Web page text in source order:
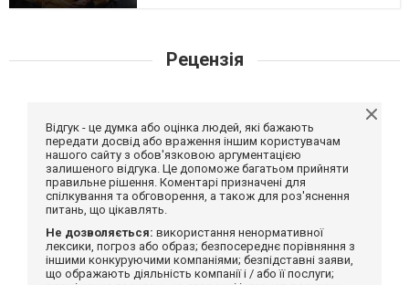
Рецензія
Відгук - це думка або оцінка людей, які бажають
передати досвід або враження іншим користувачам
нашого сайту з обов'язковою аргументацією
залишеного відгука. Це допоможе багатьом прийняти
правильне рішення. Коментарі призначені для
спілкування та обговорення, а також для роз'яснення
питань, що цікавлять.
Не дозволяється: використання ненормативної
лексики, погроз або образ; безпосереднє порівняння з
іншими конкуруючими компаніями; безпідставні заяви,
що ображають діяльність компанії і / або її послуги;